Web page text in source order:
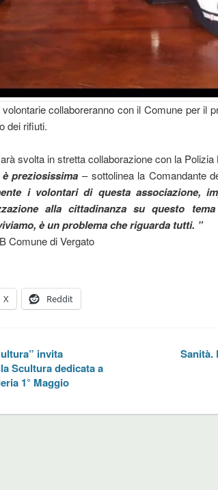
collaboreranno con il Comune per il
dei rifiuti.
svolta in stretta collaborazione con la Polizia
è preziosissima – sottolinea la Comandante
i volontari di questa associazione,
alla cittadinanza su questo
è un problema che riguarda tutti. ”
Comune di Vergato
X Reddit
invita
Scultura dedicata a
1° Maggio
Sanità.